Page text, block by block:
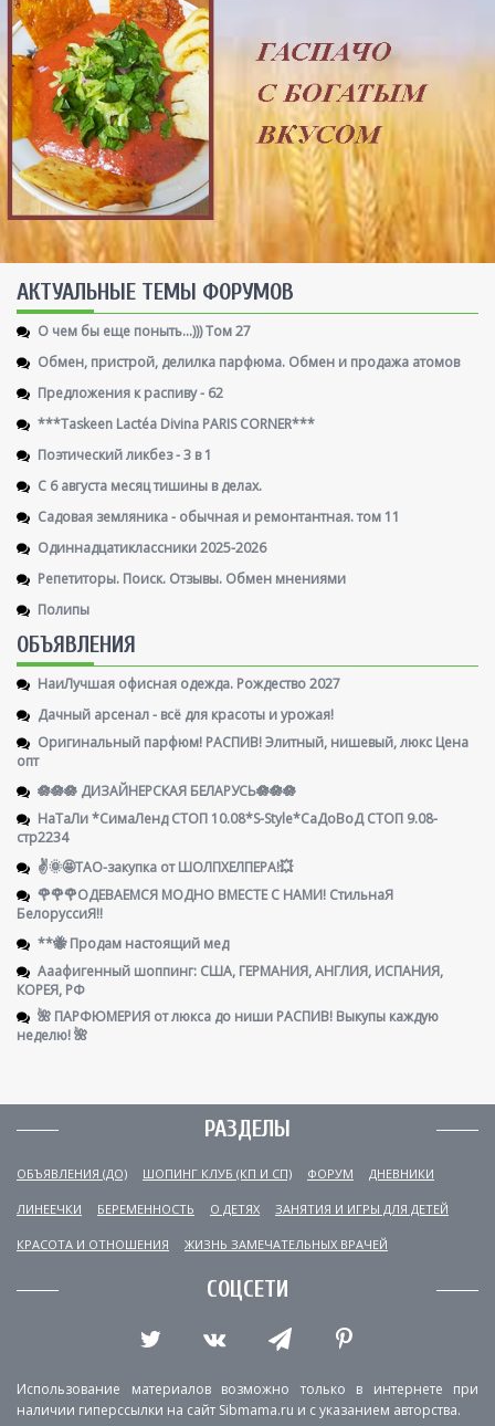
AКТУАЛЬНЫЕ ТЕМЫ ФОРУМОВ
О чем бы еще поныть...))) Том 27
Обмен, пристрой, делилка парфюма. Обмен и продажа атомов
Предложения к распиву - 62
***Taskeen Lactéa Divina PARIS CORNER***
Поэтический ликбез - 3 в 1
С 6 августа месяц тишины в делах.
Садовая земляника - обычная и ремонтантная. том 11
Одиннадцатиклассники 2025-2026
Репетиторы. Поиск. Отзывы. Обмен мнениями
Полипы
ОБЪЯВЛЕНИЯ
НаиЛучшая офисная одежда. Рождество 2027
Дачный арсенал - всё для красоты и урожая!
Оригинальный парфюм! РАСПИВ! Элитный, нишевый, люкс Цена
опт
🪷🪷🪷 ДИЗАЙНЕРСКАЯ БЕЛАРУСЬ🪷🪷🪷
НаТаЛи *СимаЛенд СТОП 10.08*S-Style*СаДоВоД СТОП 9.08-
стр2234
✌️🌞🤩ТАО-закупка от ШОЛПХЕЛПЕРА!💥
🌹🌹🌹ОДЕВАЕМСЯ МОДНО ВМЕСТЕ С НАМИ! СтильнаЯ
БелоруссиЯ‼
**🐝 Продам настоящий мед
Ааафигенный шоппинг: США, ГЕРМАНИЯ, АНГЛИЯ, ИСПАНИЯ,
КОРЕЯ, РФ
🌺 ПАРФЮМЕРИЯ от люкса до ниши РАСПИВ! Выкупы каждую
неделю! 🌺
РАЗДЕЛЫ
ОБЪЯВЛЕНИЯ (ДО) ШОПИНГ КЛУБ (КП И СП) ФОРУМ ДНЕВНИКИ
ЛИНЕЕЧКИ БЕРЕМЕННОСТЬ О ДЕТЯХ ЗАНЯТИЯ И ИГРЫ ДЛЯ ДЕТЕЙ
КРАСОТА И ОТНОШЕНИЯ ЖИЗНЬ ЗАМЕЧАТЕЛЬНЫХ ВРАЧЕЙ
СОЦСЕТИ
Использование материалов возможно только в интернете при
наличии гиперссылки на сайт Sibmama.ru и с указанием авторства.